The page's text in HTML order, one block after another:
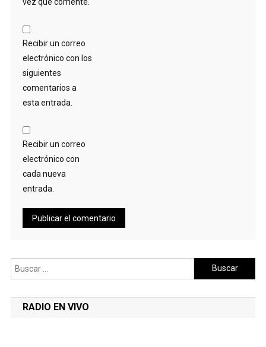
Recibir un correo
electrónico con los
siguientes
comentarios a
esta entrada.
Recibir un correo
electrónico con
cada nueva
entrada.
Buscar:
RADIO EN VIVO